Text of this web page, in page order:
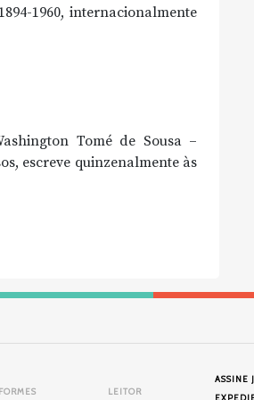
1960, internacionalmente
Tomé de Sousa –
escreve quinzenalmente às
LEITOR
ASSINE